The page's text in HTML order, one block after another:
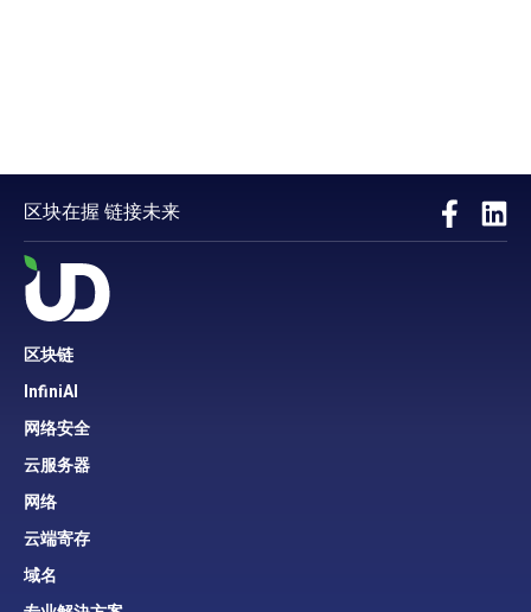
区块在握 链接未来
区块链
InfiniAI
网络安全
云服务器
网络
云端寄存
域名